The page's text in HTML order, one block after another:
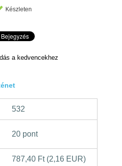
Készleten
a kedvencekhez
532
20 pont
787,40 Ft(2,16 EUR)